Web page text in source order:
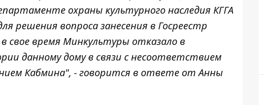
охраны культурного наследия КГГА
решения вопроса занесения в Госреестр
время Минкультуры отказало в
данному дому в связи с несоответствием
Кабмина", - говорится в ответе от Анны